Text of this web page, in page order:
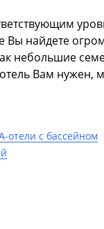
Вы найдете
небольшие
Вам
отели с бассейном